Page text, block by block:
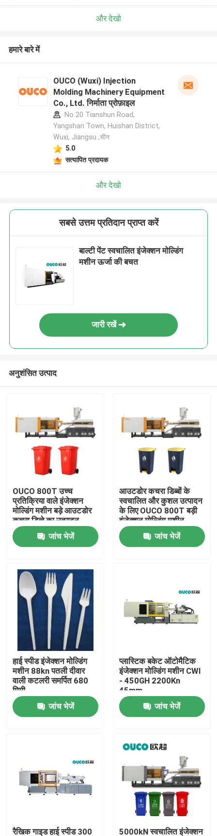
उत्पादों
हमारे बारे में
कारखाना भ्रमण
गुणवत्ता नियंत्रण
संपर्क करें
बाल्टी इंजेक्शन मोल्डिंग मशीन
स्वचालित इंजेक्शन मोल्डिंग मशीन
और देखो
हमारे बारे में
OUCO (Wuxi) Injection
Molding Machinery Equipment
Co., Ltd. निर्माता प्रोफ़ाइल
No 20 Tianshun Road,
Yangshan Town, Huishan District,
Wuxi, Jiangsu ,चीन
5.0
सत्यापित प्रदायक
और देखो
सबसे उत्तम प्रतिदान प्राप्त करें
बाल्टी पेंट स्वचालित इंजेक्शन मोल्डिंग
मशीन ऊर्जा की बचत
जारी रखें
अनुशंसित उत्पाद
OUCO 800T उच्च
प्रतिक्रिया वाले इंजेक्शन
मोल्डिंग मशीन बड़े आउटडोर
कचरा डिब्बे का उत्पादन
जांच भेजें
आउटडोर कचरा डिब्बों के
स्वचालित और कुशल उत्पादन
के लिए OUCO 800T बड़ी
इंजेक्शन मोल्डिंग मशीन
जांच भेजें
हाई स्पीड इंजेक्शन मोल्डिंग
मशीन 88kn पतली दीवार
वाली कटलरी समर्पित 680
मिमी
जांच भेजें
प्लास्टिक बकेट ऑटोमैटिक
इंजेक्शन मोल्डिंग मशीन CWI
- 450GH 2200Kn
45mm
जांच भेजें
रैखिक गाइड हाई स्पीड 300 5000kN स्वचालित इंजेक्शन